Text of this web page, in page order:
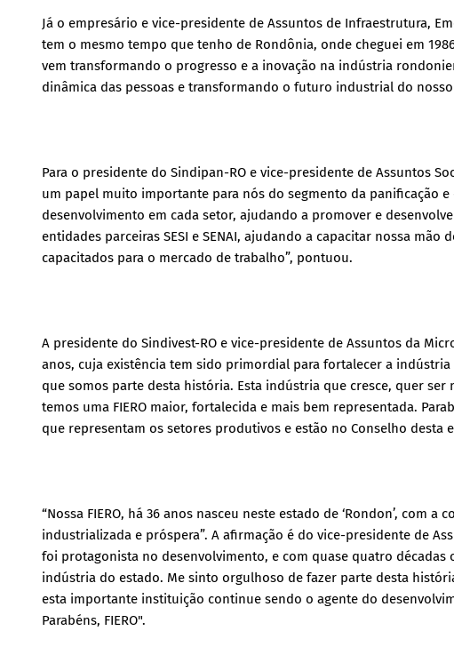
Já o empresário e vice-presidente de Assuntos de Infraestrutura,
tem o mesmo tempo que tenho de Rondônia, onde cheguei em
vem transformando o progresso e a inovação na indústria
dinâmica das pessoas e transformando o futuro industrial do nosso
Para o presidente do Sindipan-RO e vice-presidente de Assuntos
um papel muito importante para nós do segmento da panificação
desenvolvimento em cada setor, ajudando a promover e
entidades parceiras SESI e SENAI, ajudando a capacitar nossa
capacitados para o mercado de trabalho”, pontuou.
A presidente do Sindivest-RO e vice-presidente de Assuntos da
anos, cuja existência tem sido primordial para fortalecer a
que somos parte desta história. Esta indústria que cresce, quer
temos uma FIERO maior, fortalecida e mais bem representada.
que representam os setores produtivos e estão no Conselho
“Nossa FIERO, há 36 anos nasceu neste estado de ‘Rondon’, com
industrializada e próspera”. A afirmação é do vice-presidente de
foi protagonista no desenvolvimento, e com quase quatro
indústria do estado. Me sinto orgulhoso de fazer parte desta
esta importante instituição continue sendo o agente do
Parabéns, FIERO".